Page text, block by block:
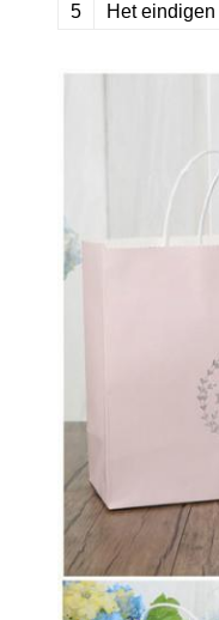
5
Het eindigen